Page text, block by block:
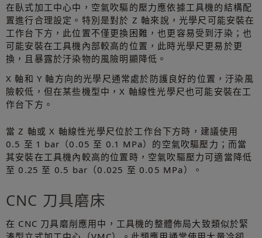
在臥式加工中心中，空氣吹驅的壓力應依據工具機的結構配
置進行合理設定。特別是對於 Z 軸來說，光學尺可能安裝在
工作台下方，此位置不僅更換困難，也更容易受到汙染；也
可能安裝在工具機內部較高的位置，此時光學尺更易於更
換，且暴露於汙染物的風險明顯降低。
X 軸和 Y 軸方向的光學尺通常處於防護良好的位置，汙染風
險較低，但在某些機型中，X 軸線性光學尺也可能安裝在工
作台下方。
當 Z 軸或 X 軸線性光學尺位於工作台下方時，建議使用
0.5 至 1 bar（0.05 至 0.1 MPa）的空氣吹驅壓力；而當
其安裝在工具機內較高的位置時，空氣吹驅壓力可適當降低
至 0.25 至 0.5 bar（0.025 至 0.05 MPa）。
CNC 刀具磨床
在 CNC 刀具磨削應用中，工具機的整體佈局大致類似於緊